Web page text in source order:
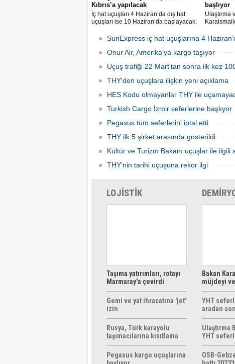
Kıbrıs’a yapılacak
İç hat uçuşları 4 Haziran’da dış hat
uçuşları ise 10 Haziran’da başlayacak.
olacak.
başlıyor
Ulaştırma
hatlarda
SunExpress iç hat uçuşlarına 4
Onur Air, Amerika’ya kargo taşıyor
Uçuş trafiği 22 Mart'tan sonra ilk kez
THY'den uçuşlara ilişkin yeni açıklama
HES Kodu olmayanlar THY ile
Turkish Cargo İzmir seferlerine başlıyor
Pegasus tüm seferlerini iptal etti
THY ilk 5 şirket arasında gösterildi
Kültür ve Turizm Bakanı uçuşlar ile ilgili
THY'nin tarihi uçuşuna rekor ilgi
LOJİSTİK
Taşıma yatırımları, rotayı
Marmaray'a çevirdi
Gemi ve yat ihracatına 'jet'
izin
Rusya, Türk karayolu
taşımacılarına kısıtlama
getirebilir
Pegasus kargo uçuşlarına
Bakan
müjdeyi
ücretsiz
YHT
aradan
Ulaştırma
YHT
başlıyor
OSB-